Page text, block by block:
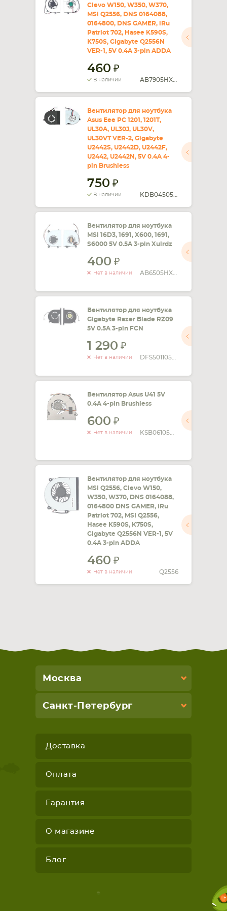
КОМПЛЕКТУЮЩИЕ
Clevo W150, W350, W370,
MSI Q2556, DNS 0164088,
0164800, DNS GAMER, iRu
Patriot 702, Hasee K590S,
K750S, Gigabyte Q2556N
VER-1, 5V 0.4A 3-pin ADDA
460
В наличии
Вентилятор для ноутбука
Asus Eee PC 1201, 1201T,
UL30A, UL30J, UL30V,
UL30VT VER-2, Gigabyte
U2442S, U2442D, U2442F,
U2442, U2442N, 5V 0.4A 4-
pin Brushless
750
В наличии
Вентилятор для ноутбука
MSI 16D3, 1691, X600, 1691,
S6000 5V 0.5A 3-pin Xuirdz
400
Нет в наличии
Вентилятор для ноутбука
Gigabyte Razer Blade RZ09
5V 0.5A 3-pin FCN
1 290
Нет в наличии
Вентилятор Asus U41 5V
0.4A 4-pin Brushless
600
Нет в наличии
Вентилятор для ноутбука
MSI Q2556, Clevo W150,
W350, W370, DNS 0164088,
0164800 DNS GAMER, iRu
Patriot 702, MSI Q2556,
Hasee K590S, K750S,
Gigabyte Q2556N VER-1, 5V
0.4A 3-pin ADDA
460
Нет в наличии Q2556
Москва
Санкт-Петербург
Доставка
Оплата
Гарантия
О магазине
Блог